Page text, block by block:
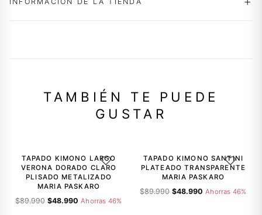
TAMBIÉN TE PUEDE
GUSTAR
AGREGAR A LA LISTA DE DESEOS
TAPADO KIMONO LARGO
VERONA DORADO CLARO
PLISADO METALIZADO
MARIA PASKARO
$89.990
El
$48.990
El
Ahorras 46%
AGREGAR
TAPADO KIMONO SANTINI
PLATEADO TRANSPARENTE
MARIA PASKARO
$89.990
El
$48.990
El
Ahorras 46%